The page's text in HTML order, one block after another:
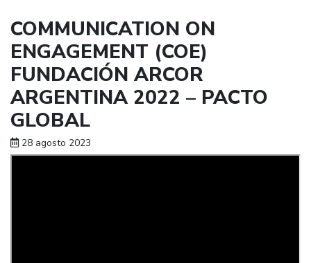
COMMUNICATION ON
ENGAGEMENT (COE)
FUNDACIÓN ARCOR
ARGENTINA 2022 – PACTO
GLOBAL
28 agosto 2023